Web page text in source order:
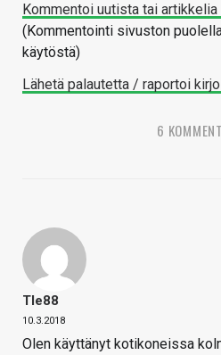
Kommentoi uutista tai
(Kommentointi sivuston
käytöstä)
Lähetä palautetta / raportoi
6
Tle88
10.3.2018
Olen käyttänyt kotikoneissa